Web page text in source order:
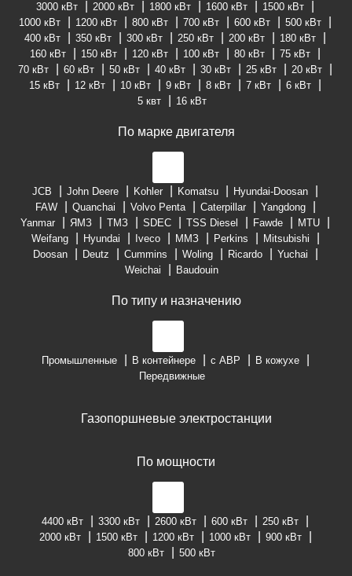
3000 кВт 2000 кВт 1800 кВт 1600 кВт
1500 кВт
1000 кВт
1200 кВт 800 кВт 700 кВт 600 кВт
500 кВт
400 кВт
350 кВт 300 кВт 250 кВт 200 кВт
180 кВт
160 кВт
150 кВт 120 кВт 100 кВт 80 кВт
75 кВт
70 кВт
60 кВт 50 кВт 40 кВт 30 кВт 25 кВт
20 кВт
15 кВт
12 кВт 10 кВт 9 кВт 8 кВт 7 кВт
6 кВт
5 квт
16 кВт
По марке двигателя
JCB John Deere Kohler Komatsu
Hyundai-Doosan
FAW
Quanchai Volvo Penta Caterpillar
Yangdong
Yanmar
ЯМЗ ТМЗ SDEC TSS Diesel Fawde
MTU
Weifang
Hyundai Iveco ММЗ Perkins
Mitsubishi
Doosan
Deutz Cummins Woling Ricardo
Yuchai
Weichai
Baudouin
По типу и назначению
Промышленные В контейнере с АВР
В кожухе
Передвижные
Газопоршневые электростанции
По мощности
4400 кВт 3300 кВт 2600 кВт 600 кВт
250 кВт
2000 кВт
1500 кВт 1200 кВт 1000 кВт
900 кВт
800 кВт
500 кВт